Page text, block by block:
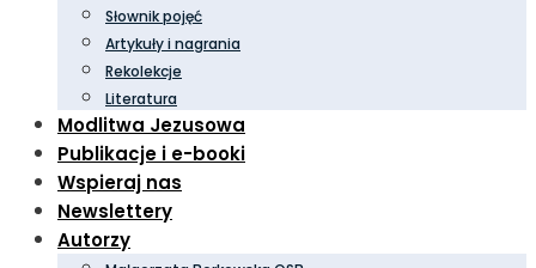
Słownik pojęć
Artykuły i nagrania
Rekolekcje
Literatura
Modlitwa Jezusowa
Publikacje i e-booki
Wspieraj nas
Newslettery
Autorzy